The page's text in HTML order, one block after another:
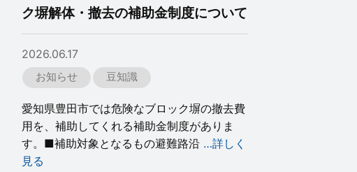
ク塀解体・撤去の補助金制度について
2026.06.17
お知らせ 豆知識
愛知県豊田市では危険なブロック塀の撤去費
用を、補助してくれる補助金制度がありま
す。■補助対象となるもの避難路沿 …詳しく
見る